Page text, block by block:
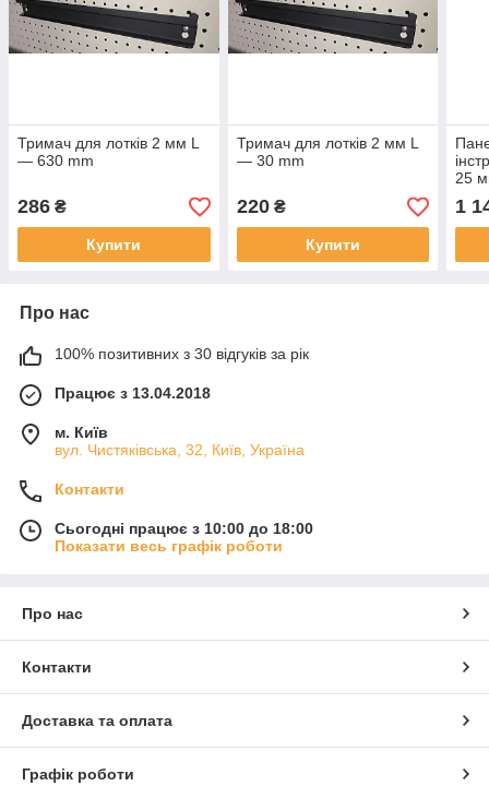
Тримач для лотків 2 мм L
— 630 mm
286 ₴
Купити
Тримач для лотків 2 мм L
— 30 mm
220₴
Купити
25
1
Про нас
100% позитивних з 30 відгуків за рік
Працює з 13.04.2018
м. Київ
вул. Чистяківська, 32, Київ, Україна
Контакти
Сьогодні працює з 10:00 до 18:00
Показати весь графік роботи
Про нас
Контакти
Доставка та оплата
Графік роботи